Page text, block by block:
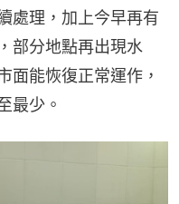
處理，加上今早再有
部分地點再出現水
面能恢復正常運作，
最少。